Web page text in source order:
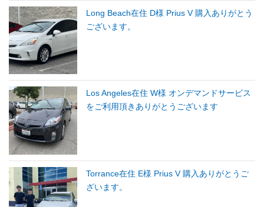
Long Beach在住 D様 Prius V 購入ありがとう
ございます。
Los Angeles在住 W様 オンデマンドサービス
をご利用頂きありがとうございます
Torrance在住 E様 Prius V 購入ありがとうご
ざいます。